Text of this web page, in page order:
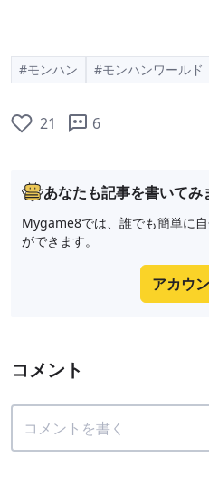
#モンハン #モンハンワールド
21 6
あなたも記事を書いてみ
Mygame8では、誰でも簡単に
ができます。
アカウ
コメント